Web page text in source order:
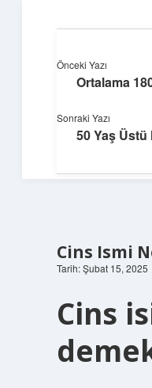
Dijital
Cins Ismi
Tarih: Şubat 15, 2025
Cins
Önceki Yazı
Ortalama
Sonraki Yazı
50 Yaş Üstü